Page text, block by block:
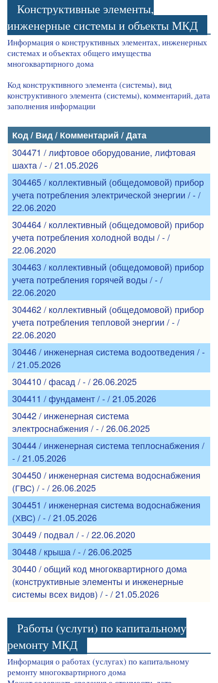
Конструктивные элементы,
инженерные системы и объекты МКД
Информация о конструктивных элементах, инженерных
системах и объектах общего имущества
многоквартирного дома
Код конструктивного элемента (системы), вид
конструктивного элемента (системы), комментарий, дата
заполнения информации
Код / Вид / Комментарий / Дата
304471 / лифтовое оборудование, лифтовая
шахта / - / 21.05.2026
304465 / коллективный (общедомовой) прибор
учета потребления электрической энергии / - /
22.06.2020
304464 / коллективный (общедомовой) прибор
учета потребления холодной воды / - /
22.06.2020
304463 / коллективный (общедомовой) прибор
учета потребления горячей воды / - /
22.06.2020
304462 / коллективный (общедомовой) прибор
учета потребления тепловой энергии / - /
22.06.2020
30446 / инженерная система водоотведения / -
/ 21.05.2026
304410 / фасад / - / 26.06.2025
304411 / фундамент / - / 21.05.2026
30442 / инженерная система
электроснабжения / - / 26.06.2025
30444 / инженерная система теплоснабжения /
- / 21.05.2026
304450 / инженерная система водоснабжения
(ГВС) / - / 26.06.2025
304451 / инженерная система водоснабжения
(ХВС) / - / 21.05.2026
30449 / подвал / - / 22.06.2020
30448 / крыша / - / 26.06.2025
30440 / общий код многоквартирного дома
(конструктивные элементы и инженерные
системы всех видов) / - / 21.05.2026
Работы (услуги) по капитальному
ремонту МКД
Информация о работах (услугах) по капитальному
ремонту многоквартирного дома